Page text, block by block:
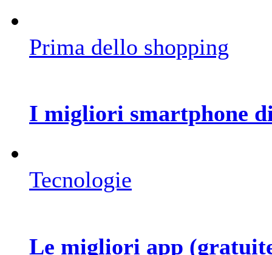
Prima dello shopping
I migliori smartphone
Tecnologie
Le migliori app